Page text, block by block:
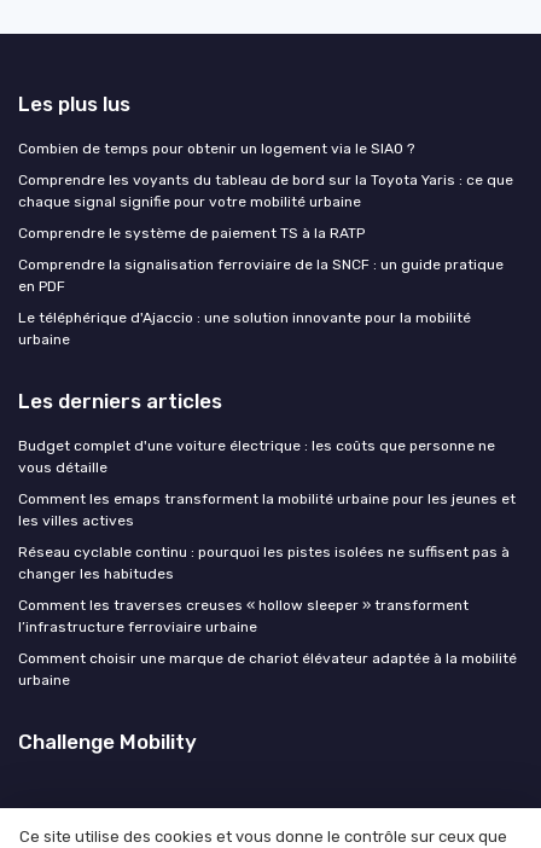
Les plus lus
Combien de temps pour obtenir un logement via le SIAO ?
Comprendre les voyants du tableau de bord sur la Toyota Yaris : ce que
chaque signal signifie pour votre mobilité urbaine
Comprendre le système de paiement TS à la RATP
Comprendre la signalisation ferroviaire de la SNCF : un guide pratique
en PDF
Le téléphérique d'Ajaccio : une solution innovante pour la mobilité
urbaine
Les derniers articles
Budget complet d'une voiture électrique : les coûts que personne ne
vous détaille
Comment les emaps transforment la mobilité urbaine pour les jeunes et
les villes actives
Réseau cyclable continu : pourquoi les pistes isolées ne suffisent pas à
changer les habitudes
Comment les traverses creuses « hollow sleeper » transforment
l’infrastructure ferroviaire urbaine
Comment choisir une marque de chariot élévateur adaptée à la mobilité
urbaine
Challenge Mobility
Ce site utilise des cookies et vous donne le contrôle sur ceux que